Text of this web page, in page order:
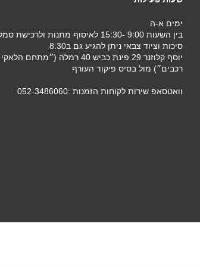
ימים א-ה
בין השעות 9:00 -15:30 לאיסוף מתנות ולרכישת
סיכות וציוד צבאי ניתן להגיע גם ב8:30
רכבים״) מול בסיס פיקוד העורף
וואטסאפ שירות לקוחות הזמנות :052-3486060